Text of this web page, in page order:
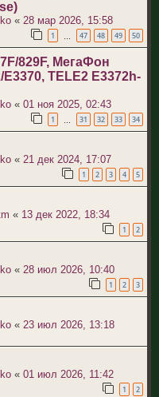
« 28 мар 2026, 15:58
1 47 48 49 50
829F, МегаФон
TELE2 E3372h-
« 01 ноя 2025, 02:43
1 31 32 33 34
« 21 дек 2024, 17:07
1 2 3 4 5
« 13 дек 2022, 18:34
1 2
« 28 июл 2026, 10:40
1 2 3
« 23 июл 2026, 13:18
« 01 июл 2026, 11:42
1 2